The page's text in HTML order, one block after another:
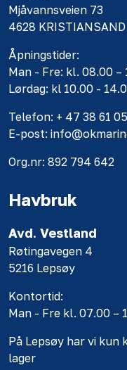
Mjåvannsveien 73
4628 KRISTIANSAND
Åpningstider:
Man - Fre: kl. 08.00 –
Lørdag: kl 10.00 -
Telefon: + 47 38 61
E-post:
Org.nr: 892 794 642
Havbruk
Avd. Vestland
Røtingavegen 4
5216 Lepsøy
Kontortid:
Man - Fre kl. 07.00 –
På Lepsøy har vi
lager